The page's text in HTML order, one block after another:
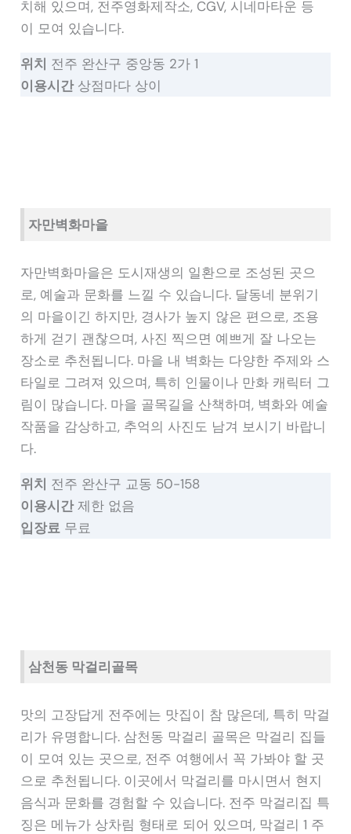
치해 있으며, 전주영화제작소, CGV, 시네마타운 등
이 모여 있습니다.
위치 전주 완산구 중앙동 2가 1
이용시간상점마다 상이
자만벽화마을
자만벽화마을은 도시재생의 일환으로 조성된 곳으
로, 예술과 문화를 느낄 수 있습니다. 달동네 분위기
의 마을이긴 하지만, 경사가 높지 않은 편으로, 조용
하게 걷기 괜찮으며, 사진 찍으면 예쁘게 잘 나오는
장소로 추천됩니다. 마을 내 벽화는 다양한 주제와 스
타일로 그려져 있으며, 특히 인물이나 만화 캐릭터 그
림이 많습니다. 마을 골목길을 산책하며, 벽화와 예술
작품을 감상하고, 추억의 사진도 남겨 보시기 바랍니
다.
위치 전주 완산구 교동 50-158
이용시간제한 없음
입장료 무료
삼천동 막걸리골목
맛의 고장답게 전주에는 맛집이 참 많은데, 특히 막걸
리가 유명합니다. 삼천동 막걸리 골목은 막걸리 집들
이 모여 있는 곳으로, 전주 여행에서 꼭 가봐야 할 곳
으로 추천됩니다. 이곳에서 막걸리를 마시면서 현지
음식과 문화를 경험할 수 있습니다. 전주 막걸리집 특
징은 메뉴가 상차림 형태로 되어 있으며, 막걸리 1 주